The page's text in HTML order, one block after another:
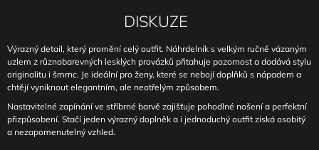
DISKUZE
Výrazný detail, který promění celý outfit. Náhrdelník s velkým ručně vázaným
uzlem z různobarevných lesklých provázků přitahuje pozornost a dodává stylu
originalitu i šmrnc. Je ideální pro ženy, které se nebojí doplňků s nápadem a
chtějí vyniknout elegantním, ale neotřelým způsobem.
Nastavitelné zapínání ve stříbrné barvě zajišťuje pohodlné nošení a perfektní
přizpůsobení. Stačí jeden výrazný doplněk a i jednoduchý outfit získá osobitý
a nezapomenutelný vzhled.